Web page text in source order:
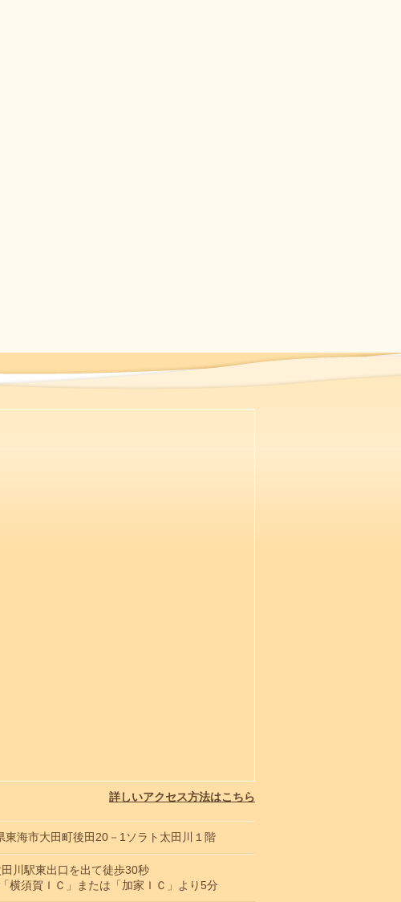
詳しいアクセス方法はこちら
海市大田町後田20－1ソラト太田川１階
川駅東出口を出て徒歩30秒
横須賀ＩＣ」または「加家ＩＣ」より5分